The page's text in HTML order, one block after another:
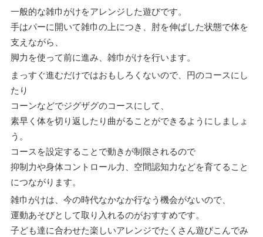
一般的な雑巾がけをアレンジした遊びです。
手はパーに開いて雑巾の上につき、肘を伸ばした状態で体を
支えながら、
脚力を使って前に進み、雑巾がけを行います。
まっすぐ進むだけではおもしろくないので、円のコースにし
たり
コーンなどでジグザグのコースにして、
素早く体を切り返したり曲がることができるようにしましょ
う。
コースを設定することで動きが制限されるので
抑制力や身体コントロール力、空間認知力などを育てること
につながります。
雑巾がけは、今の時代なかなか行なう機会がないので、
運動あそびとして取り入れるのがおすすめです。
子ども達に合わせた楽しいアレンジでたくさん遊びこんでみ